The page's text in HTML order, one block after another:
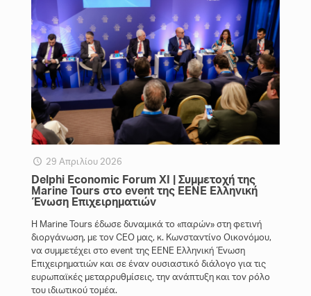
29 Απριλίου 2026
Delphi Economic Forum XI | Συμμετοχή της
Marine Tours στο event της EENE Ελληνική
Ένωση Επιχειρηματιών
Η Marine Tours έδωσε δυναμικά το «παρών» στη φετινή
διοργάνωση, με τον CEO μας, κ. Κωνσταντίνο Οικονόμου,
να συμμετέχει στο event της EENE Ελληνική Ένωση
Επιχειρηματιών και σε έναν ουσιαστικό διάλογο για τις
ευρωπαϊκές μεταρρυθμίσεις, την ανάπτυξη και τον ρόλο
του ιδιωτικού τομέα.